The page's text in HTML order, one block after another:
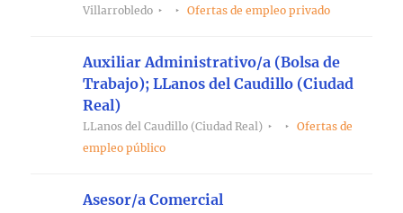
Villarrobledo Ofertas de empleo privado
Auxiliar Administrativo/a (Bolsa de
Trabajo); LLanos del Caudillo (Ciudad
Real)
LLanos del Caudillo (Ciudad Real)
Ofertas de
empleo público
Asesor/a Comercial